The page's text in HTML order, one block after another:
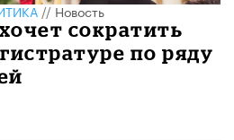
//Новость
сократить
по ряду